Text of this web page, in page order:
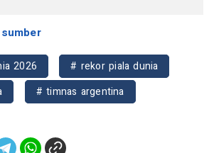
2026
# rekor piala dunia
# timnas argentina